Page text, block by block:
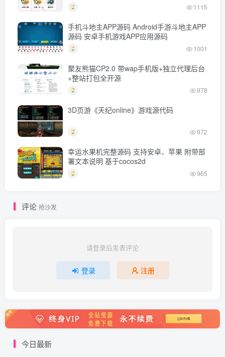
1115
手机斗地主APP源码 Android手游斗地主APP
源码 安卓手机游戏APP应用源码
1001
聚友熊猫CP2.0 带wap手机版+独立代理后台
+整站打包全开源
978
3D页游《天纪online》游戏源代码
972
幸运水果机完整源码 支持安卓、苹果 附带部
署文本说明 基于cocos2d
965
评论 抢沙发
请登录后发表评论
登录 注册
今日最新